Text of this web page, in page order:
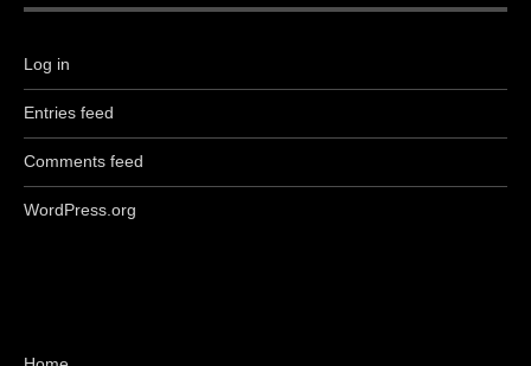
Log in
Entries feed
Comments feed
WordPress.org